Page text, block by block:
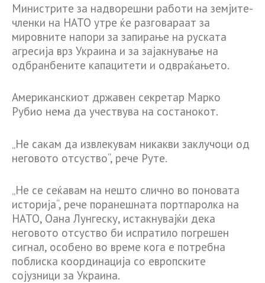
Министрите за надворешни работи на земјите-
членки на НАТО утре ќе разговараат за
мировните напори за запирање на руската
агресија врз Украина и за зајакнување на
одбранбените капацитети и одвраќањето.
Американскиот државен секретар Марко
Рубио нема да учествува на состанокот.
„Не сакам да извлекувам никакви заклучоци од
неговото отсуство“, рече Руте.
„Не се сеќавам на нешто слично во поновата
историја“, рече поранешната портпаролка на
НАТО, Оана Лунгеску, истакнувајќи дека
неговото отсуство би испратило погрешен
сигнал, особено во време кога е потребна
поблиска координација со европските
сојузници за Украина.